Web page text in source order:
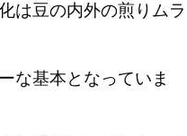
は豆の内外の煎りムラ
な基本となっていま